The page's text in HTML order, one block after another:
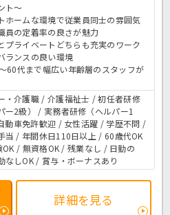
ト～
ームな環境で従業員同士の雰囲気
員の定着率の良さが魅力
ライベートどちらも充実のワーク
ランスの良い環境
60代まで幅広い年齢層のスタッフが
・介護職 / 介護福祉士 / 初任者研修
ー2級） / 実務者研修（ヘルパー1
動車免許歓迎 / 女性活躍 / 学歴不問 /
当 / 年間休日110日以上 / 60歳代OK
OK / 無資格OK / 残業なし / 日勤の
なしOK / 賞与・ボーナスあり
詳細を見る